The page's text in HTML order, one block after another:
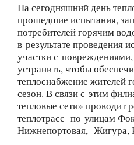
На сегодняшний день
прошедшие испытания,
потребителей горячим
в результате проведения
участки с
устранить, чтобы
теплоснабжение жителей
сезон. В связи с этим
тепловые сети» проводит
теплотрасс по улицам
Нижнепортовая, Жигура,